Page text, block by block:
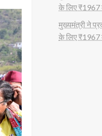
के लिए ₹1967
मुख्यमंत्री ने
के लिए ₹1967